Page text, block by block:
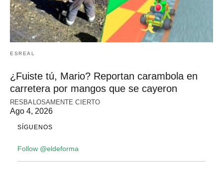
ESREAL
¿Fuiste tú, Mario? Reportan carambola en
carretera por mangos que se cayeron
RESBALOSAMENTE CIERTO
Ago 4, 2026
SÍGUENOS
Follow @eldeforma